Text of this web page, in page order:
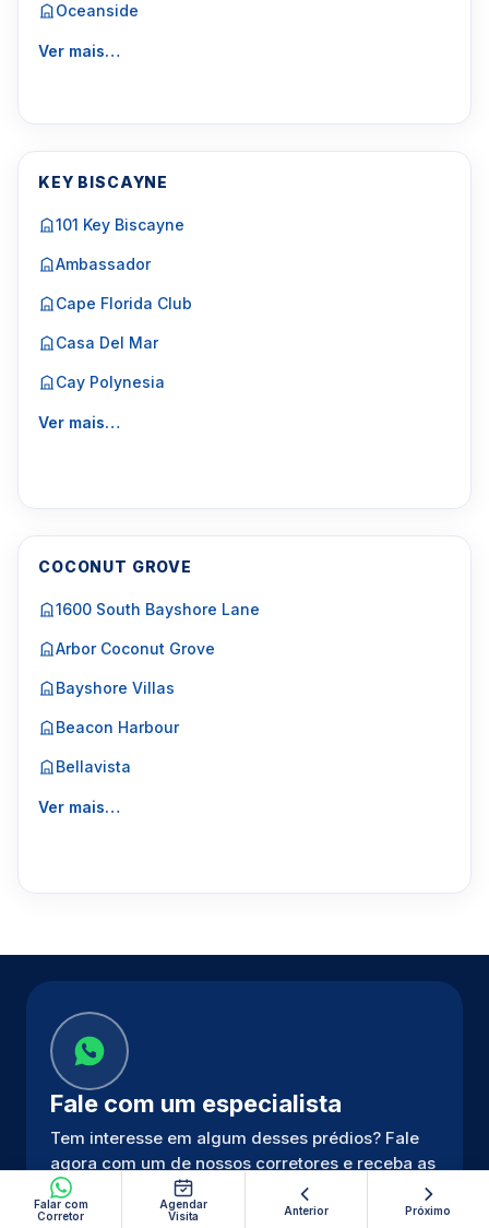
Falar com
Corretor
Agendar
Visita
Anterior Próximo
Oceanside
Ver mais…
KEY BISCAYNE
101 Key Biscayne
Ambassador
Cape Florida Club
Casa Del Mar
Cay Polynesia
Ver mais…
COCONUT GROVE
1600 South Bayshore Lane
Arbor Coconut Grove
Bayshore Villas
Beacon Harbour
Bellavista
Ver mais…
Fale com um especialista
Tem interesse em algum desses prédios? Fale
agora com um de nossos corretores e receba as
melhores opções disponíveis.